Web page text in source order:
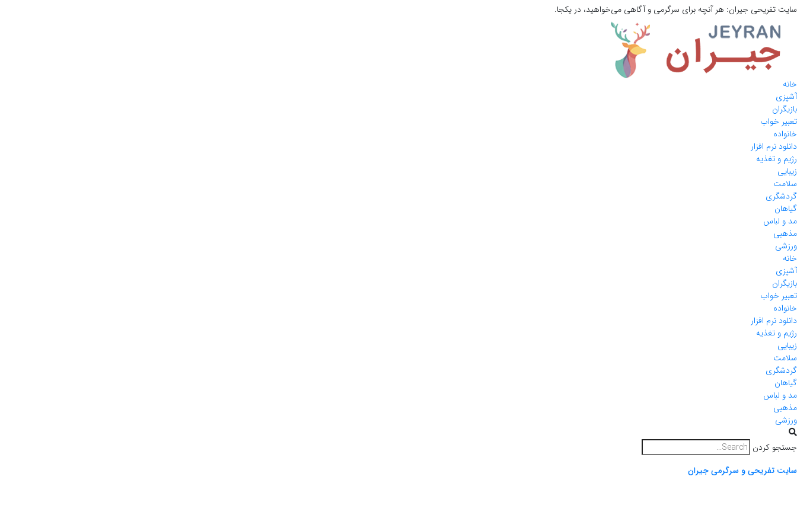
سایت تفریحی جیران: هر آنچه برای سرگرمی و آگاهی می‌خواهید، در یکجا.
خانه
آشپزی
بازیگران
تعبیر خواب
خانواده
دانلود نرم افزار
رژیم و تغذیه
زیبایی
سلامت
گردشگری
گیاهان
مد و لباس
مذهبی
ورزشی
خانه
آشپزی
بازیگران
تعبیر خواب
خانواده
دانلود نرم افزار
رژیم و تغذیه
زیبایی
سلامت
گردشگری
گیاهان
مد و لباس
مذهبی
ورزشی
جستجو کردن
سایت تفریحی و سرگرمی جیران